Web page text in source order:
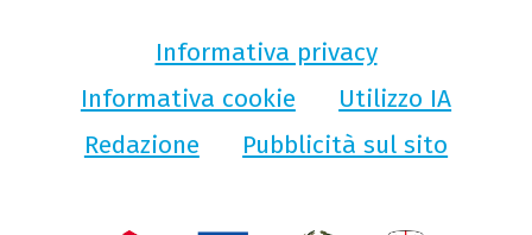
Informativa privacy
Informativa cookie
Utilizzo IA
Redazione
Pubblicità sul sito